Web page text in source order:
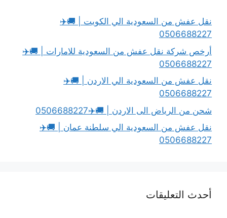
نقل عفش من السعودية الي الكويت | 🚚✈️
0506688227
أرخص شركة نقل عفش من السعودية للامارات | 🚚✈️
0506688227
نقل عفش من السعودية الي الاردن | 🚚✈️
0506688227
شحن من الرياض الى الاردن | 🚚✈️0506688227
نقل عفش من السعودية الي سلطنة عمان | 🚚✈️
0506688227
أحدث التعليقات